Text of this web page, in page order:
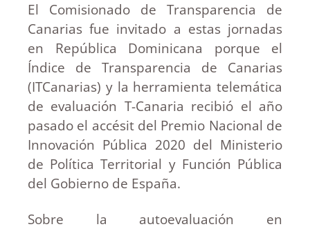
El Comisionado de Transparencia de
Canarias fue invitado a estas jornadas
en República Dominicana porque el
Índice de Transparencia de Canarias
(ITCanarias) y la herramienta telemática
de evaluación T-Canaria recibió el año
pasado el accésit del Premio Nacional de
Innovación Pública 2020 del Ministerio
de Política Territorial y Función Pública
del Gobierno de España.
Sobre la autoevaluación en